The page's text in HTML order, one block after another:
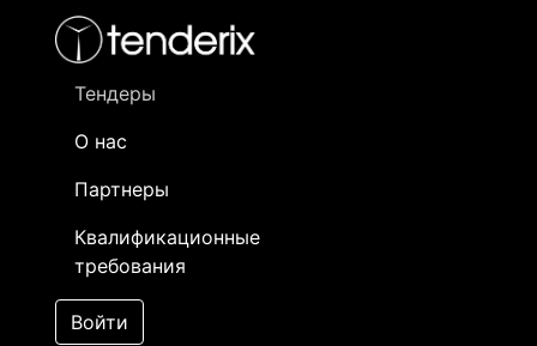
Тендеры
О нас
Партнеры
Квалификационные
требования
Войти
- активный лот
- сохраненный лот (не опубликован)
Закупка: Принтер
RUNNER 2530i (А3
формат)
Лот №:568
АУКЦИОН (покупка